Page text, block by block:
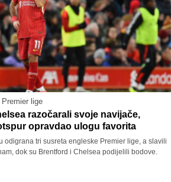
lige
razočarali svoje navijače,
opravdao ulogu favorita
odigrana tri susreta engleske Premier lige, a slavili
dok su Brentford i Chelsea podijelili bodove.